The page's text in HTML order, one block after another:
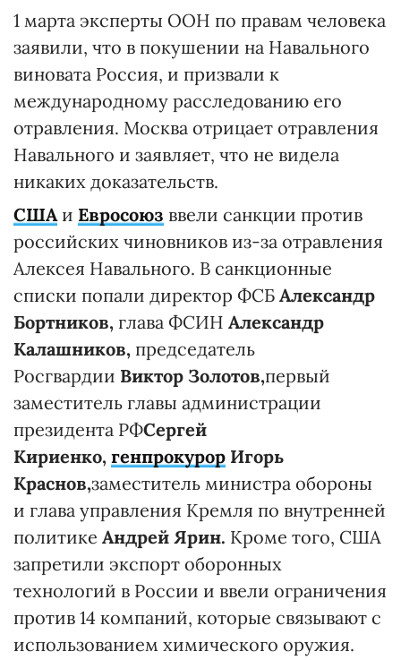
1 марта эксперты ООН по правам человека
заявили, что в покушении на Навального
виновата Россия, и призвали к
международному расследованию его
отравления. Москва отрицает отравления
Навального и заявляет, что не видела
никаких доказательств.
СШАи Евросоюз ввели санкции против
российских чиновников из-за отравления
Алексея Навального. В санкционные
списки попали директор ФСБ Александр
Бортников, глава ФСИН Александр
Калашников, председатель
Росгвардии Виктор Золотов,первый
заместитель главы администрации
президента РФСергей
Кириенко, генпрокурор Игорь
Краснов,заместитель министра обороны
и глава управления Кремля по внутренней
политике Андрей Ярин. Кроме того, США
запретили экспорт оборонных
технологий в России и ввели ограничения
против 14 компаний, которые связывают с
использованием химического оружия.